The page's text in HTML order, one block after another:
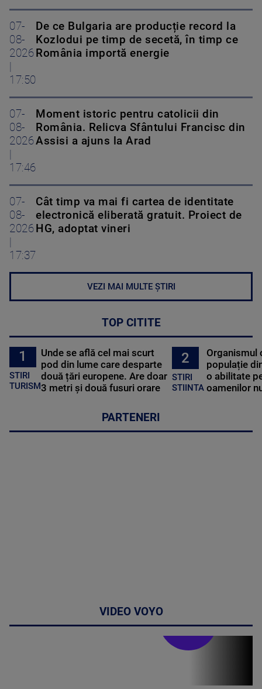
07-
08-
2026
17:50
De ce Bulgaria are producție record la
Kozlodui pe timp de secetă, în timp ce
România importă energie
07-
08-
2026
17:46
Moment istoric pentru catolicii din
România. Relicva Sfântului Francisc din
Assisi a ajuns la Arad
07-
08-
2026
17:37
Cât timp va mai fi cartea de identitate
electronică eliberată gratuit. Proiect de
HG, adoptat vineri
VEZI MAI MULTE ȘTIRI
TOP CITITE
1
STIRI
TURISM
Unde se află cel mai scurt
pod din lume care desparte
două țări europene. Are doar
3 metri și două fusuri orare
2
STIRI
STIINTA
Organismul
populație
o abilitate
oamenilor
PARTENERI
VIDEO VOYO